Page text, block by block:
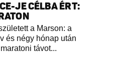
JE CÉLBA ÉRT:
a Marson: a
és négy hónap után
távot...